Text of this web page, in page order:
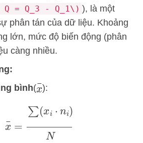
= Q_3 - Q_1\) ), là một
phân tán của dữ liệu. Khoảng
lớn, mức độ biến động (phân
càng nhiều.
bình(x¯
):
∑(xi⋅ni )N